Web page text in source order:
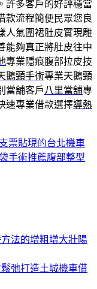
許多客戶的好評穩當
款流程簡便民眾您良
人氣圍裙肚皮實現雕
能夠真正將肚皮往中
專業隱痕腹部拉皮技
鵝頸手術專業天鵝頸
當舖客戶 八里當舖專
速專業借款選擇導熱
票貼現的台北機車
手術推薦腹部整型
法的增粗增大壯陽
弛打造土城機車借